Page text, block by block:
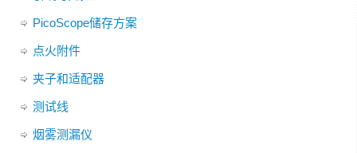
PicoScope储存方案
点火附件
夹子和适配器
测试线
烟雾测漏仪